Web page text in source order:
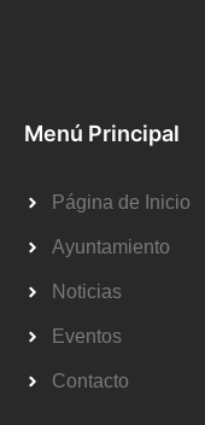
Menú Principal
Página de Inicio
Ayuntamiento
Noticias
Eventos
Contacto